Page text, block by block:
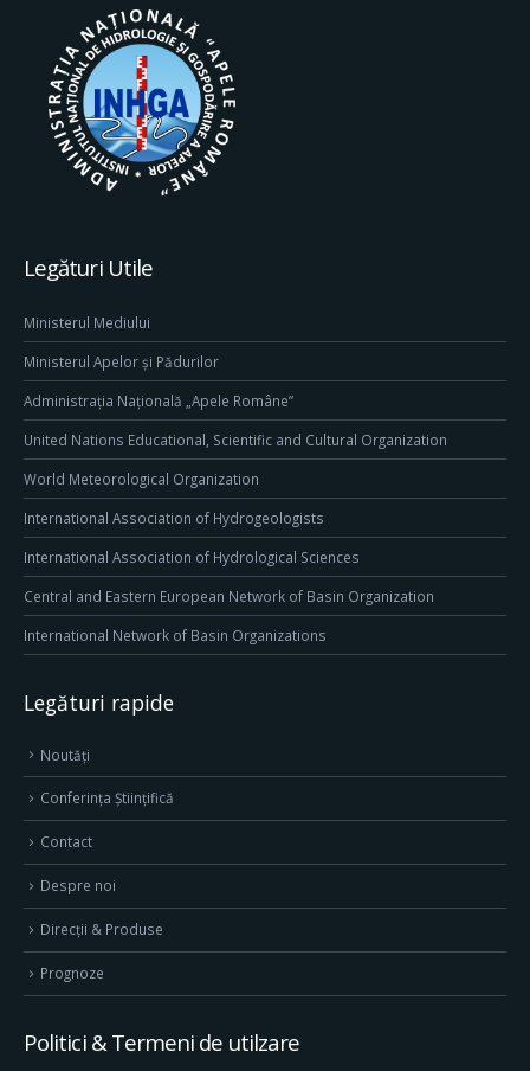
Legături Utile
Ministerul Mediului
Ministerul Apelor și Pădurilor
Administrația Națională „Apele Române”
United Nations Educational, Scientific and Cultural Organization
World Meteorological Organization
International Association of Hydrogeologists
International Association of Hydrological Sciences
Central and Eastern European Network of Basin Organization
International Network of Basin Organizations
Legături rapide
Noutăți
Conferința Științifică
Contact
Despre noi
Direcţii & Produse
Prognoze
Politici & Termeni de utilzare